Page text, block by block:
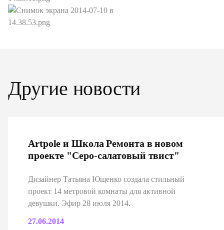
Другие новости
Artpole и Школа Ремонта в новом
проекте "Cеро-салатовый твист"
Дизайнер Татьяна Ющенко создала стильный
проект 14 метровой комнаты для активной
девушки. Эфир 28 июля 2014.
27.06.2014